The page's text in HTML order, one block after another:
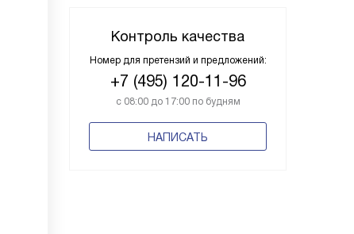
Контроль качества
Номер для претензий и предложений:
+7 (495) 120-11-96
с 08:00 до 17:00 по будням
НАПИСАТЬ